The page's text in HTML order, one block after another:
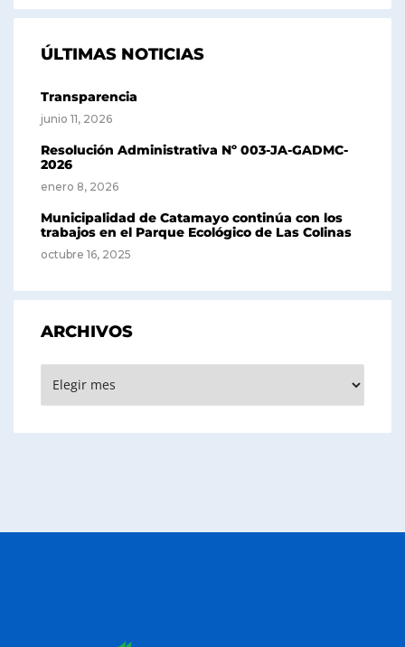
ÚLTIMAS NOTICIAS
Transparencia
junio 11, 2026
Resolución Administrativa Nº 003-JA-GADMC-
2026
enero 8, 2026
Municipalidad de Catamayo continúa con los
trabajos en el Parque Ecológico de Las Colinas
octubre 16, 2025
ARCHIVOS